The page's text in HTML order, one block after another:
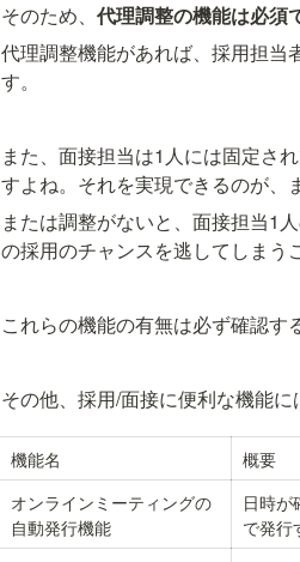
そのため、 代理調整の機能は必須
代理調整機能があれば、採用担当
す。
また、面接担当は1人には固定さ
すよね。それを実現できるのが、
または調整がないと、面接担当1
の採用のチャンスを逃してしまう
これらの機能の有無は必ず確認す
その他、採用/面接に便利な機能に
機能名
概要
オンラインミーティングの
自動発行機能
日時
で発行